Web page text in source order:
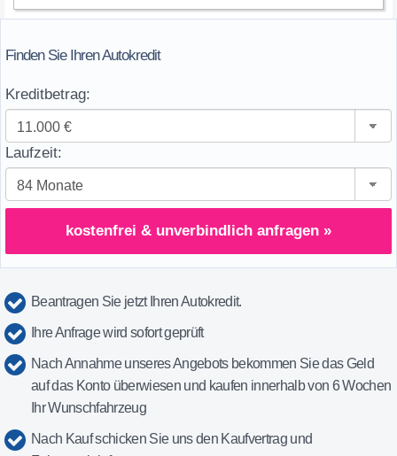
Finden Sie Ihren Autokredit
Kreditbetrag:
Laufzeit:
kostenfrei & unverbindlich anfragen »
Beantragen Sie jetzt Ihren Autokredit.
Ihre Anfrage wird sofort geprüft
Nach Annahme unseres Angebots bekommen Sie das Geld
auf das Konto überwiesen und kaufen innerhalb von 6 Wochen
Ihr Wunschfahrzeug
Nach Kauf schicken Sie uns den Kaufvertrag und